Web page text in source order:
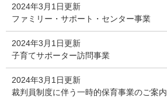
2024年3月1日更新
ファミリー・サポート・センター事業
2024年3月1日更新
子育てサポーター訪問事業
2024年3月1日更新
裁判員制度に伴う一時的保育事業のご案内